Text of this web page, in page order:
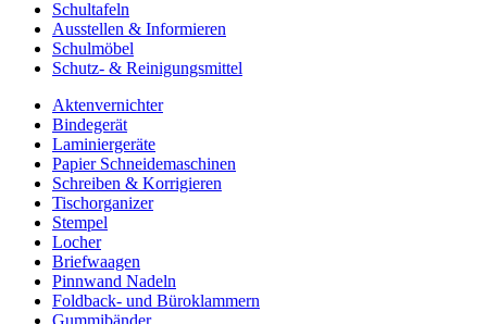
Schultafeln
Ausstellen & Informieren
Schulmöbel
Schutz- & Reinigungsmittel
Aktenvernichter
Bindegerät
Laminiergeräte
Papier Schneidemaschinen
Schreiben & Korrigieren
Tischorganizer
Stempel
Locher
Briefwaagen
Pinnwand Nadeln
Foldback- und Büroklammern
Gummibänder